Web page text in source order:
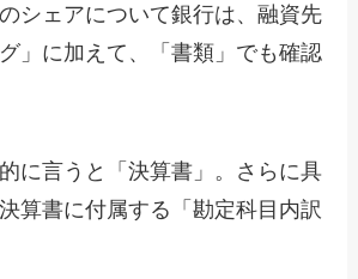
シェアについて銀行は、融資先
」に加えて、「書類」でも確認
に言うと「決算書」。さらに具
算書に付属する「勘定科目内訳